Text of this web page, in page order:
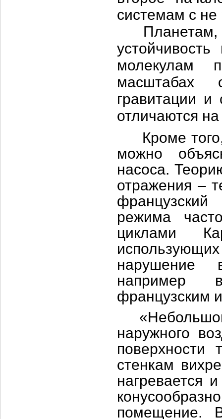
системам с
Планетам,
молекулам
масштабах
гравитации и
отличаются
Кроме того,
можно
насоса.
отражения –
режима
циклами
нарушение
например
французским
«Небольшой
наружного
поверхности
стенкам
нагревается
помещение.